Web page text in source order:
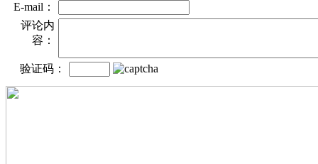
E-mail：
评论内
容：
验证码：